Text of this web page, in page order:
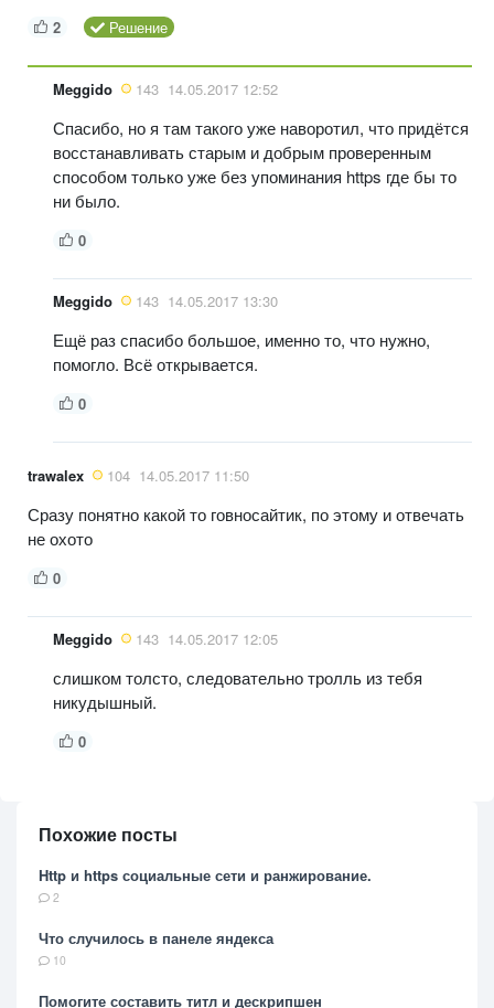
2 Решение
Meggido 143 14.05.2017 12:52
Спасибо, но я там такого уже наворотил, что придётся
восстанавливать старым и добрым проверенным
способом только уже без упоминания https где бы то
ни было.
0
Meggido 143 14.05.2017 13:30
Ещё раз спасибо большое, именно то, что нужно,
помогло. Всё открывается.
0
trawalex 104 14.05.2017 11:50
Сразу понятно какой то говносайтик, по этому и отвечать
не охото
0
Meggido 143 14.05.2017 12:05
слишком толсто, следовательно тролль из тебя
никудышный.
0
Похожие посты
Http и https социальные сети и ранжирование.
2
Что случилось в панеле яндекса
10
Помогите составить титл и дескрипшен